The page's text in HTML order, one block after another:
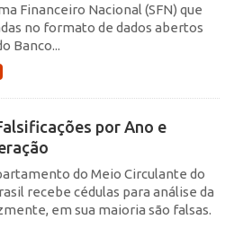
Financeiro Nacional (SFN) que
no formato de dados abertos
Banco...
por Ano e
do Meio Circulante do
recebe cédulas para análise da
em sua maioria são falsas.